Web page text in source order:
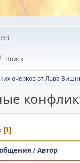
Поиск
очерков от Льва
1
/Автор